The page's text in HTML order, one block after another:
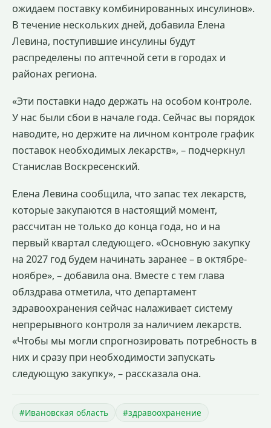
ожидаем поставку комбинированных инсулинов».
В течение нескольких дней, добавила Елена
Левина, поступившие инсулины будут
распределены по аптечной сети в городах и
районах региона.
«Эти поставки надо держать на особом контроле.
У нас были сбои в начале года. Сейчас вы порядок
наводите, но держите на личном контроле график
поставок необходимых лекарств», – подчеркнул
Станислав Воскресенский.
Елена Левина сообщила, что запас тех лекарств,
которые закупаются в настоящий момент,
рассчитан не только до конца года, но и на
первый квартал следующего. «Основную закупку
на 2027 год будем начинать заранее – в октябре-
ноябре», – добавила она. Вместе с тем глава
облздрава отметила, что департамент
здравоохранения сейчас налаживает систему
непрерывного контроля за наличием лекарств.
«Чтобы мы могли спрогнозировать потребность в
них и сразу при необходимости запускать
следующую закупку», – рассказала она.
#Ивановская область #здравоохранение